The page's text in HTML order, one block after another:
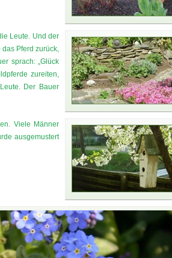
Leute. Und der
das Pferd zurück,
sprach: „Glück
zureiten,
Der Bauer
Viele Männer
ausgemustert